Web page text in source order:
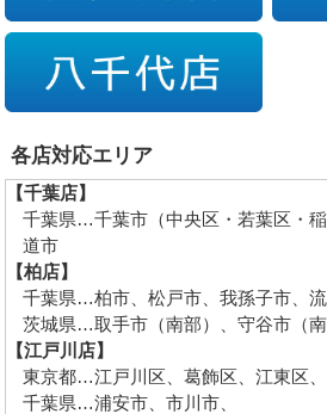
各店対応エリア
【千葉店】
千葉県…千葉市（中央区・若葉区・
道市
【柏店】
千葉県…柏市、松戸市、我孫子市、
茨城県…取手市（南部）、守谷市（南
【江戸川店】
東京都…江戸川区、葛飾区、江東区
千葉県…浦安市、市川市、